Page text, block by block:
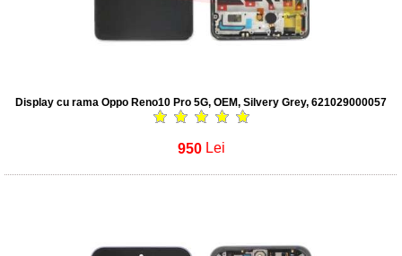
Display cu rama Oppo Reno10 Pro 5G, OEM, Silvery Grey, 621029000057
950 Lei